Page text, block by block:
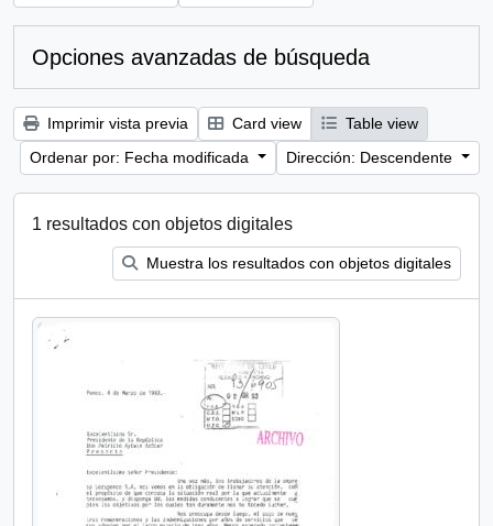
Opciones avanzadas de búsqueda
Imprimir vista previa Card view
Table view
Ordenar por: Fecha modificada
Dirección: Descendente
1 resultados con objetos digitales
Muestra los resultados con objetos digitales